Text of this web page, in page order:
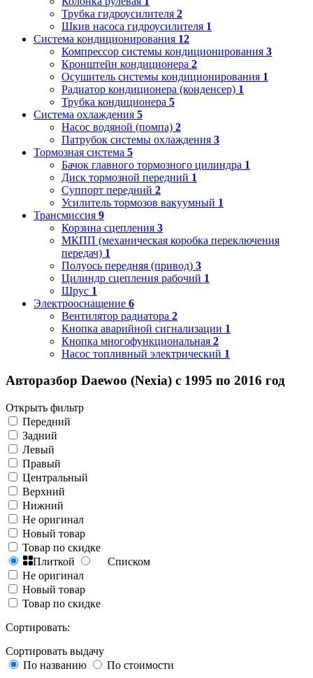
Трубка гидроусилителя 2
Шкив насоса гидроусилителя 1
Система кондиционирования 12
Компрессор системы кондиционирования 3
Кронштейн кондиционера 2
Осушитель системы кондиционирования 1
Радиатор кондиционера (конденсер) 1
Трубка кондиционера 5
Система охлаждения 5
Насос водяной (помпа) 2
Патрубок системы охлаждения 3
Тормозная система 5
Бачок главного тормозного цилиндра 1
Диск тормозной передний 1
Суппорт передний 2
Усилитель тормозов вакуумный 1
Трансмиссия 9
Корзина сцепления 3
МКПП (механическая коробка переключения
передач) 1
Полуось передняя (привод) 3
Цилиндр сцепления рабочий 1
Шрус 1
Электрооснащение 6
Вентилятор радиатора 2
Кнопка аварийной сигнализации 1
Кнопка многофункциональная 2
Насос топливный электрический 1
Авторазбор Daewoo (Nexia) с 1995 по 2016 год
Открыть фильтр
Передний
Задний
Левый
Правый
Центральный
Верхний
Нижний
Не оригинал
Новый товар
Товар по скидке
Плиткой
Списком
Не оригинал
Новый товар
Товар по скидке
Сортировать:
Сортировать выдачу
По названию
По стоимости